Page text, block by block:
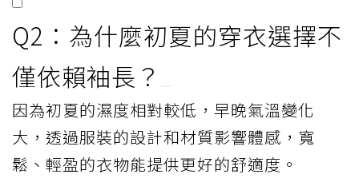
Q2：為什麼初夏的穿衣選擇不
僅依賴袖長？
因為初夏的濕度相對較低，早晚氣溫變化
大，透過服裝的設計和材質影響體感，寬
鬆、輕盈的衣物能提供更好的舒適度。